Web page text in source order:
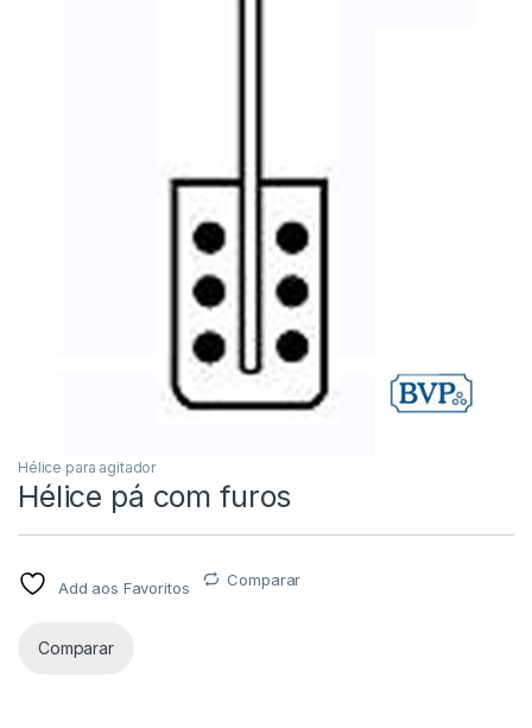
Hélice para agitador
Hélice pá com furos
Add aos Favoritos Comparar
Comparar